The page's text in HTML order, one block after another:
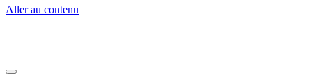
Aller au contenu